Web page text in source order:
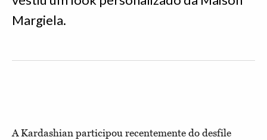
Margiela.
A Kardashian participou recentemente do desfile